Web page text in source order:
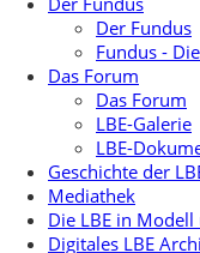
Der Fundus
Fundus -
Das Forum
Das Forum
LBE-Galerie
LBE-
Geschichte der
Mediathek
Die LBE in
Digitales LBE